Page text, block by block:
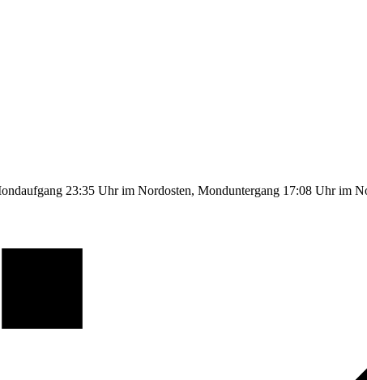
23:35 Uhr im Nordosten, Monduntergang 17:08 Uhr im